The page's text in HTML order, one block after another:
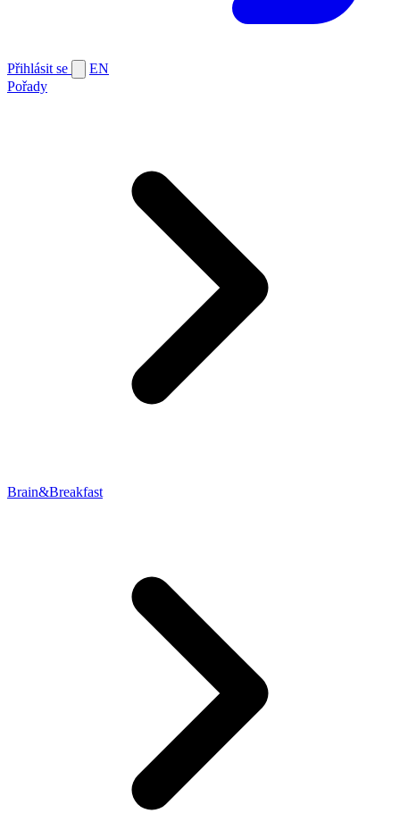
Přihlásit se
EN
Pořady
Brain&Breakfast